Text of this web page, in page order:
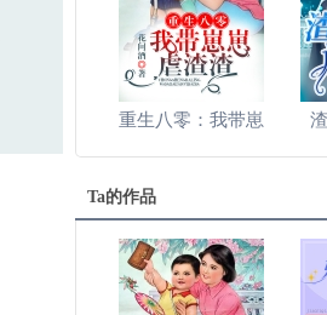
重生八零：我带崽
Ta的作品